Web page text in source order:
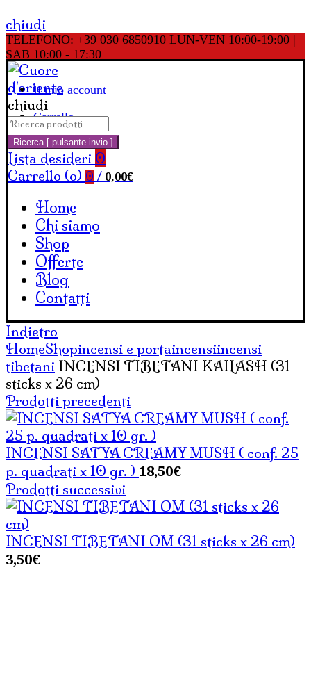
chiudi
TELEFONO: +39 030 6850910 LUN-VEN 10:00-19:00 |
SAB 10:00 - 17:30
Il mio account
Carrello
chiudi
Cerca:
Ricerca [ pulsante invio ]
Lista desideri 0
Carrello (o) 0 / 0,00€
Home
Chi siamo
Shop
Offerte
Blog
Contatti
Indietro
HomeShopincensi e portaincensiincensi
tibetani INCENSI TIBETANI KAILASH (31
sticks x 26 cm)
Prodotti precedenti
INCENSI SATYA CREAMY MUSH ( conf. 25
p. quadrati x 10 gr. ) 18,50€
Prodotti successivi
INCENSI TIBETANI OM (31 sticks x 26 cm)
3,50€